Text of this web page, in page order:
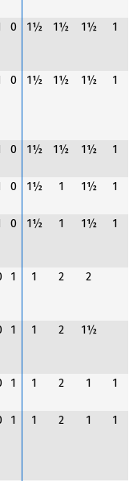
0 1½ 1½ 1½ 1
0 1½ 1½ 1½ 1
0 1½ 1½ 1½ 1
0 1½ 1 1½ 1
0 1½ 1 1½ 1
1 1 2 2
1 1 2 1½
1 1 2 1 1
1 1 2 1 1